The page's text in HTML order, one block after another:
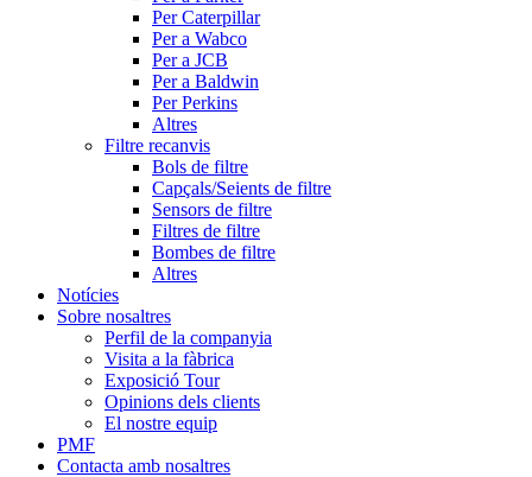
Per Caterpillar
Per a Wabco
Per a JCB
Per a Baldwin
Per Perkins
Altres
Filtre recanvis
Bols de filtre
Capçals/Seients de filtre
Sensors de filtre
Filtres de filtre
Bombes de filtre
Altres
Notícies
Sobre nosaltres
Perfil de la companyia
Visita a la fàbrica
Exposició Tour
Opinions dels clients
El nostre equip
PMF
Contacta amb nosaltres